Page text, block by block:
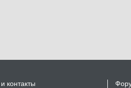
контакты